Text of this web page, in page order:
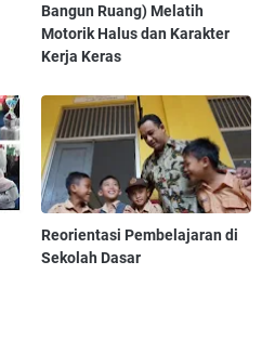
Bangun Ruang) Melatih
Motorik Halus dan Karakter
Kerja Keras
Reorientasi Pembelajaran di
Sekolah Dasar